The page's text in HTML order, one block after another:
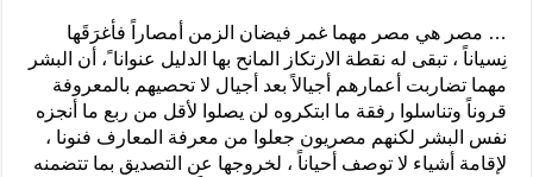
… مصر هي مصر مهما غمر فيضان الزمن أمصاراً فأغرَقَها
نِسياناً ، تبقى له نقطة الارتكاز المانح بها الدليل عنوانا ً، أن البشر
مهما تضاربت أعمارهم أجيالاً بعد أجيال لا تحصيهم بالمعروفة
قروناً وتناسلوا رفقة ما ابتكروه لن يصلوا لأقل من ربع ما أنجزه
نفس البشر لكنهم مصريون جعلوا من معرفة المعارف فنونا ،
لإقامة أشياء لا توصف أحياناً ، لخروجها عن التصديق بما تتضمنه